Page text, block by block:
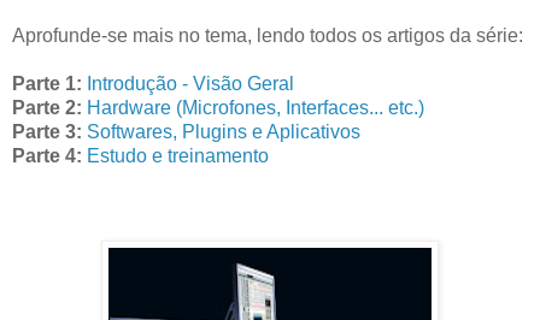
Aprofunde-se mais no tema, lendo todos os artigos da série:
Parte 1: Introdução - Visão Geral
Parte 2: Hardware (Microfones, Interfaces... etc.)
Parte 3: Softwares, Plugins e Aplicativos
Parte 4: Estudo e treinamento